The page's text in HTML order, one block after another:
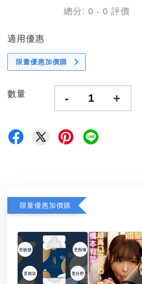
總分: 0 - 0 評價
適用優惠
限量優惠加價購
數量 - +
限量優惠加價購